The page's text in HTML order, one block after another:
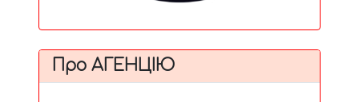
Про АГЕНЦІЮ